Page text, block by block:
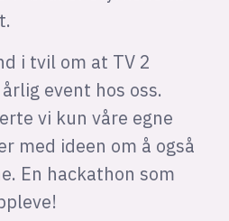
i tvil om at TV 2
event hos oss.
vi kun våre egne
med ideen om å også
En hackathon som